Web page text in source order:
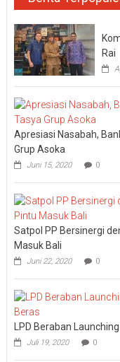
Rai
Apresiasi Nasabah,
Grup Asoka
Juni 15, 2020 0
Satpol PP Bersinergi
Masuk Bali
Juni 22, 2020 0
LPD Beraban
Juli 19, 2020 0